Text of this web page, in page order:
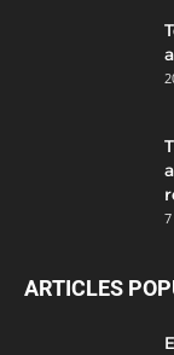
ARTICLES